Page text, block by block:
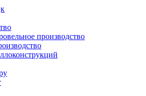
производство